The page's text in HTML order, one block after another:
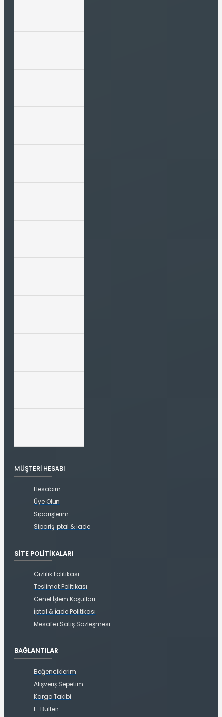
MÜŞTERI HESABI
Hesabım
Üye Olun
Siparişlerim
Sipariş İptal & İade
SITE POLITIKALARI
Gizlilik Politikası
Teslimat Politikası
Genel İşlem Koşulları
İptal & İade Politikası
Mesafeli Satış Sözleşmesi
BAĞLANTILAR
Beğendiklerim
Alışveriş Sepetim
Kargo Takibi
E-Bülten